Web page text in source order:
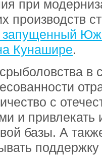
при
производств
запущенный
Кунашире.
в
с
и привлекать
базы. А